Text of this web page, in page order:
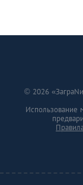
© 2026
Использование